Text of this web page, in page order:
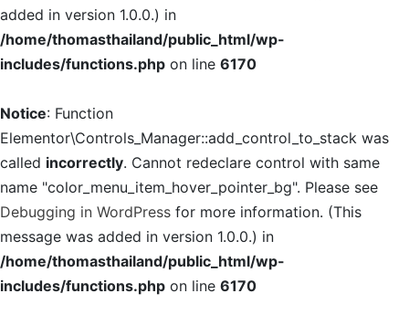
added in version 1.0.0.) in
/home/thomasthailand/public_html/wp-
includes/functions.php on line 6170
Notice: Function
Elementor\Controls_Manager::add_control_to_stack was
called incorrectly. Cannot redeclare control with same
name "color_menu_item_hover_pointer_bg". Please see
Debugging in WordPress for more information. (This
message was added in version 1.0.0.) in
/home/thomasthailand/public_html/wp-
includes/functions.php on line 6170